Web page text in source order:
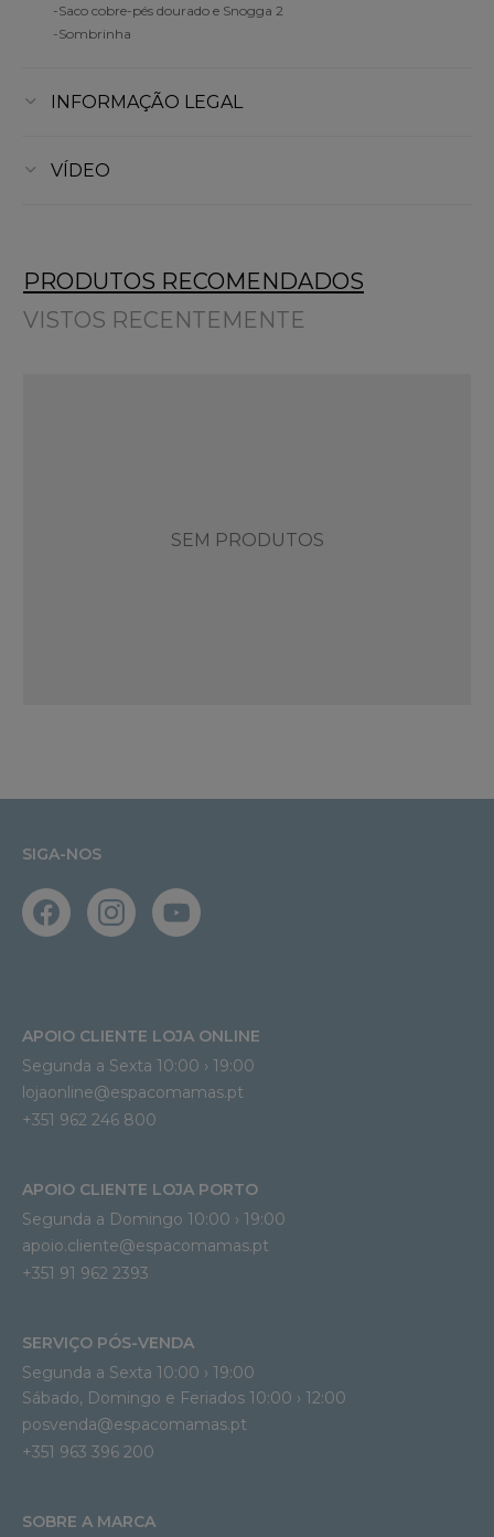
-Saco cobre-pés dourado e Snogga 2
-Sombrinha
INFORMAÇÃO LEGAL
VÍDEO
PRODUTOS RECOMENDADOS
VISTOS RECENTEMENTE
SEM PRODUTOS
SIGA-NOS
APOIO CLIENTE LOJA ONLINE
Segunda a Sexta 10:00 › 19:00
lojaonline@espacomamas.pt
+351 962 246 800
APOIO CLIENTE LOJA PORTO
Segunda a Domingo 10:00 › 19:00
apoio.cliente@espacomamas.pt
+351 91 962 2393
SERVIÇO PÓS-VENDA
Segunda a Sexta 10:00 › 19:00
Sábado, Domingo e Feriados 10:00 › 12:00
posvenda@espacomamas.pt
+351 963 396 200
SOBRE A MARCA